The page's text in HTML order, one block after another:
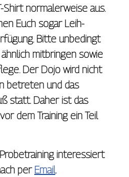
Shirt normalerweise aus.
Euch sogar Leih-
Bitte unbedingt
mitbringen sowie
Der Dojo wird nicht
betreten und das
statt. Daher ist das
dem Training ein Teil
interessiert
per Email.